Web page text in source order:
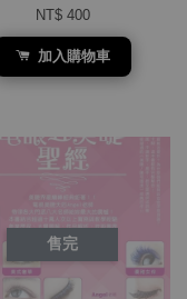
NT$ 400
加入購物車
售完